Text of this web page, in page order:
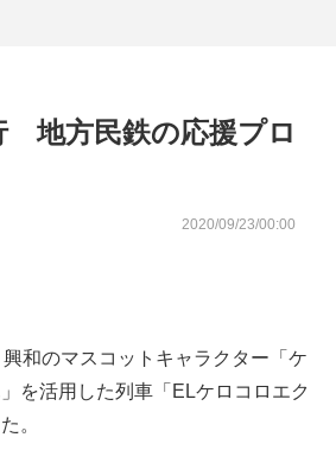
地方民鉄の応援プロ
2020/09/23/00:00
和のマスコットキャラクター「ケ
を活用した列車「ELケロコロエク
。